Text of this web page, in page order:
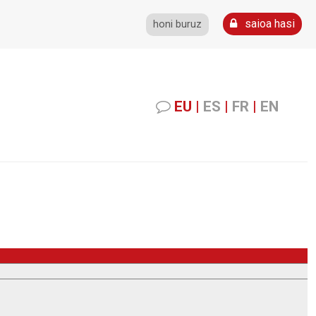
honi buruz saioa hasi
EU | ES | FR | EN